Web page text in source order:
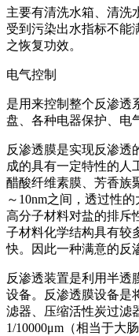
主要有清洗水箱、清洗
受到污染出水指标不能
之恢复功效。
电气控制
是用来控制整个反渗透
盘、各种电器保护、电
反渗透膜是实现反渗透
成的具有一定特性的人
醋酸纤维素膜、芳香族
～10nm之间，透过性
高分子材料对盐的排斥
子材料化学结构具有较
快。因此一种满意的反
反渗透装置是利用半透
设备。反渗透膜设备是
滤器、压缩活性炭过滤
1/10000μm（相当于大